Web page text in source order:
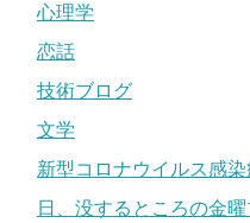
心理学
恋話
技術ブログ
文学
新型コロナウイルス感染
日、没するところの金